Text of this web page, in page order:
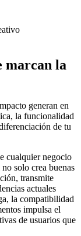
marcan la
generan en
la funcionalidad
de tu
cualquier negocio
solo crea buenas
transmite
actuales
la compatibilidad
impulsa el
de usuarios que